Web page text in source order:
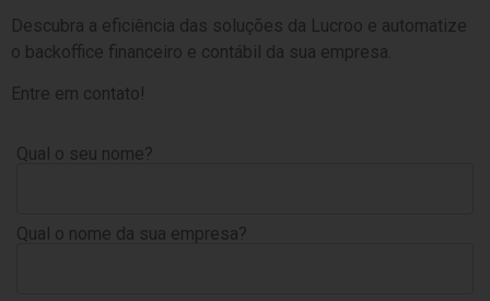
Descubra a eficiência das soluções da Lucroo e automatize
o backoffice financeiro e contábil da sua empresa.
Entre em contato!
Qual o seu nome?
Qual o nome da sua empresa?